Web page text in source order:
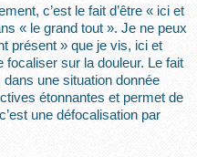
« le grand tout ». Je ne peux
présent » que je vis, ici et
sur la douleur. Le fait
dans une situation donnée
étonnantes et permet de
une défocalisation par